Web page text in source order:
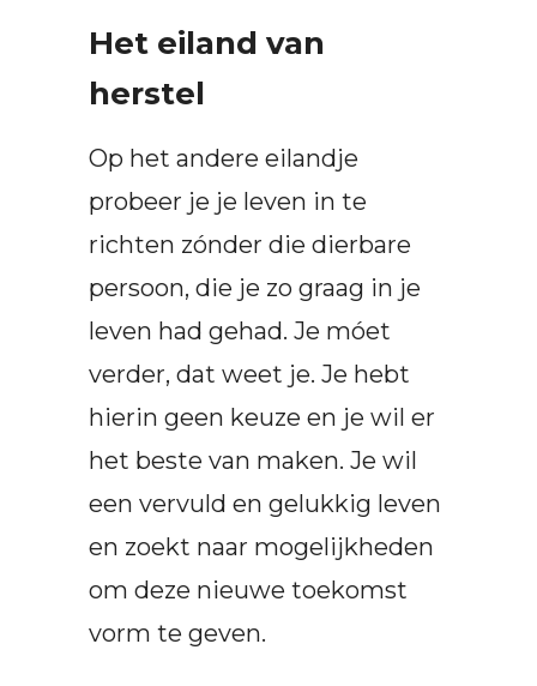
Het eiland van
herstel
Op het andere eilandje
probeer je je leven in te
richten zónder die dierbare
persoon, die je zo graag in je
leven had gehad. Je móet
verder, dat weet je. Je hebt
hierin geen keuze en je wil er
het beste van maken. Je wil
een vervuld en gelukkig leven
en zoekt naar mogelijkheden
om deze nieuwe toekomst
vorm te geven.